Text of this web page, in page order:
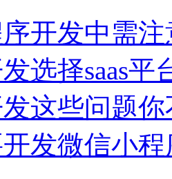
开发中需
选择saas平
这些问题
发微信小